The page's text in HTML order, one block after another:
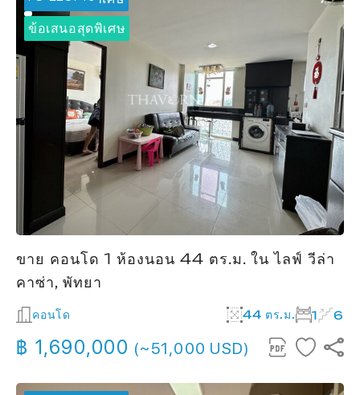
ข้อเสนอสุดพิเศษ
ขาย คอนโด 1 ห้องนอน 44 ตร.ม. ใน ไลฟ์ วีล่า
คาซ่า, พัทยา
คอนโด 44 ตร.ม. 1 6
฿ 1,690,000 (~51,000 USD)